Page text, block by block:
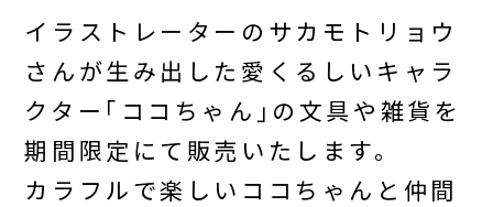
イラストレーターのサカモトリョウ
さんが生み出した愛くるしいキャラ
クター｢ココちゃん｣の文具や雑貨を
期間限定にて販売いたします。
カラフルで楽しいココちゃんと仲間